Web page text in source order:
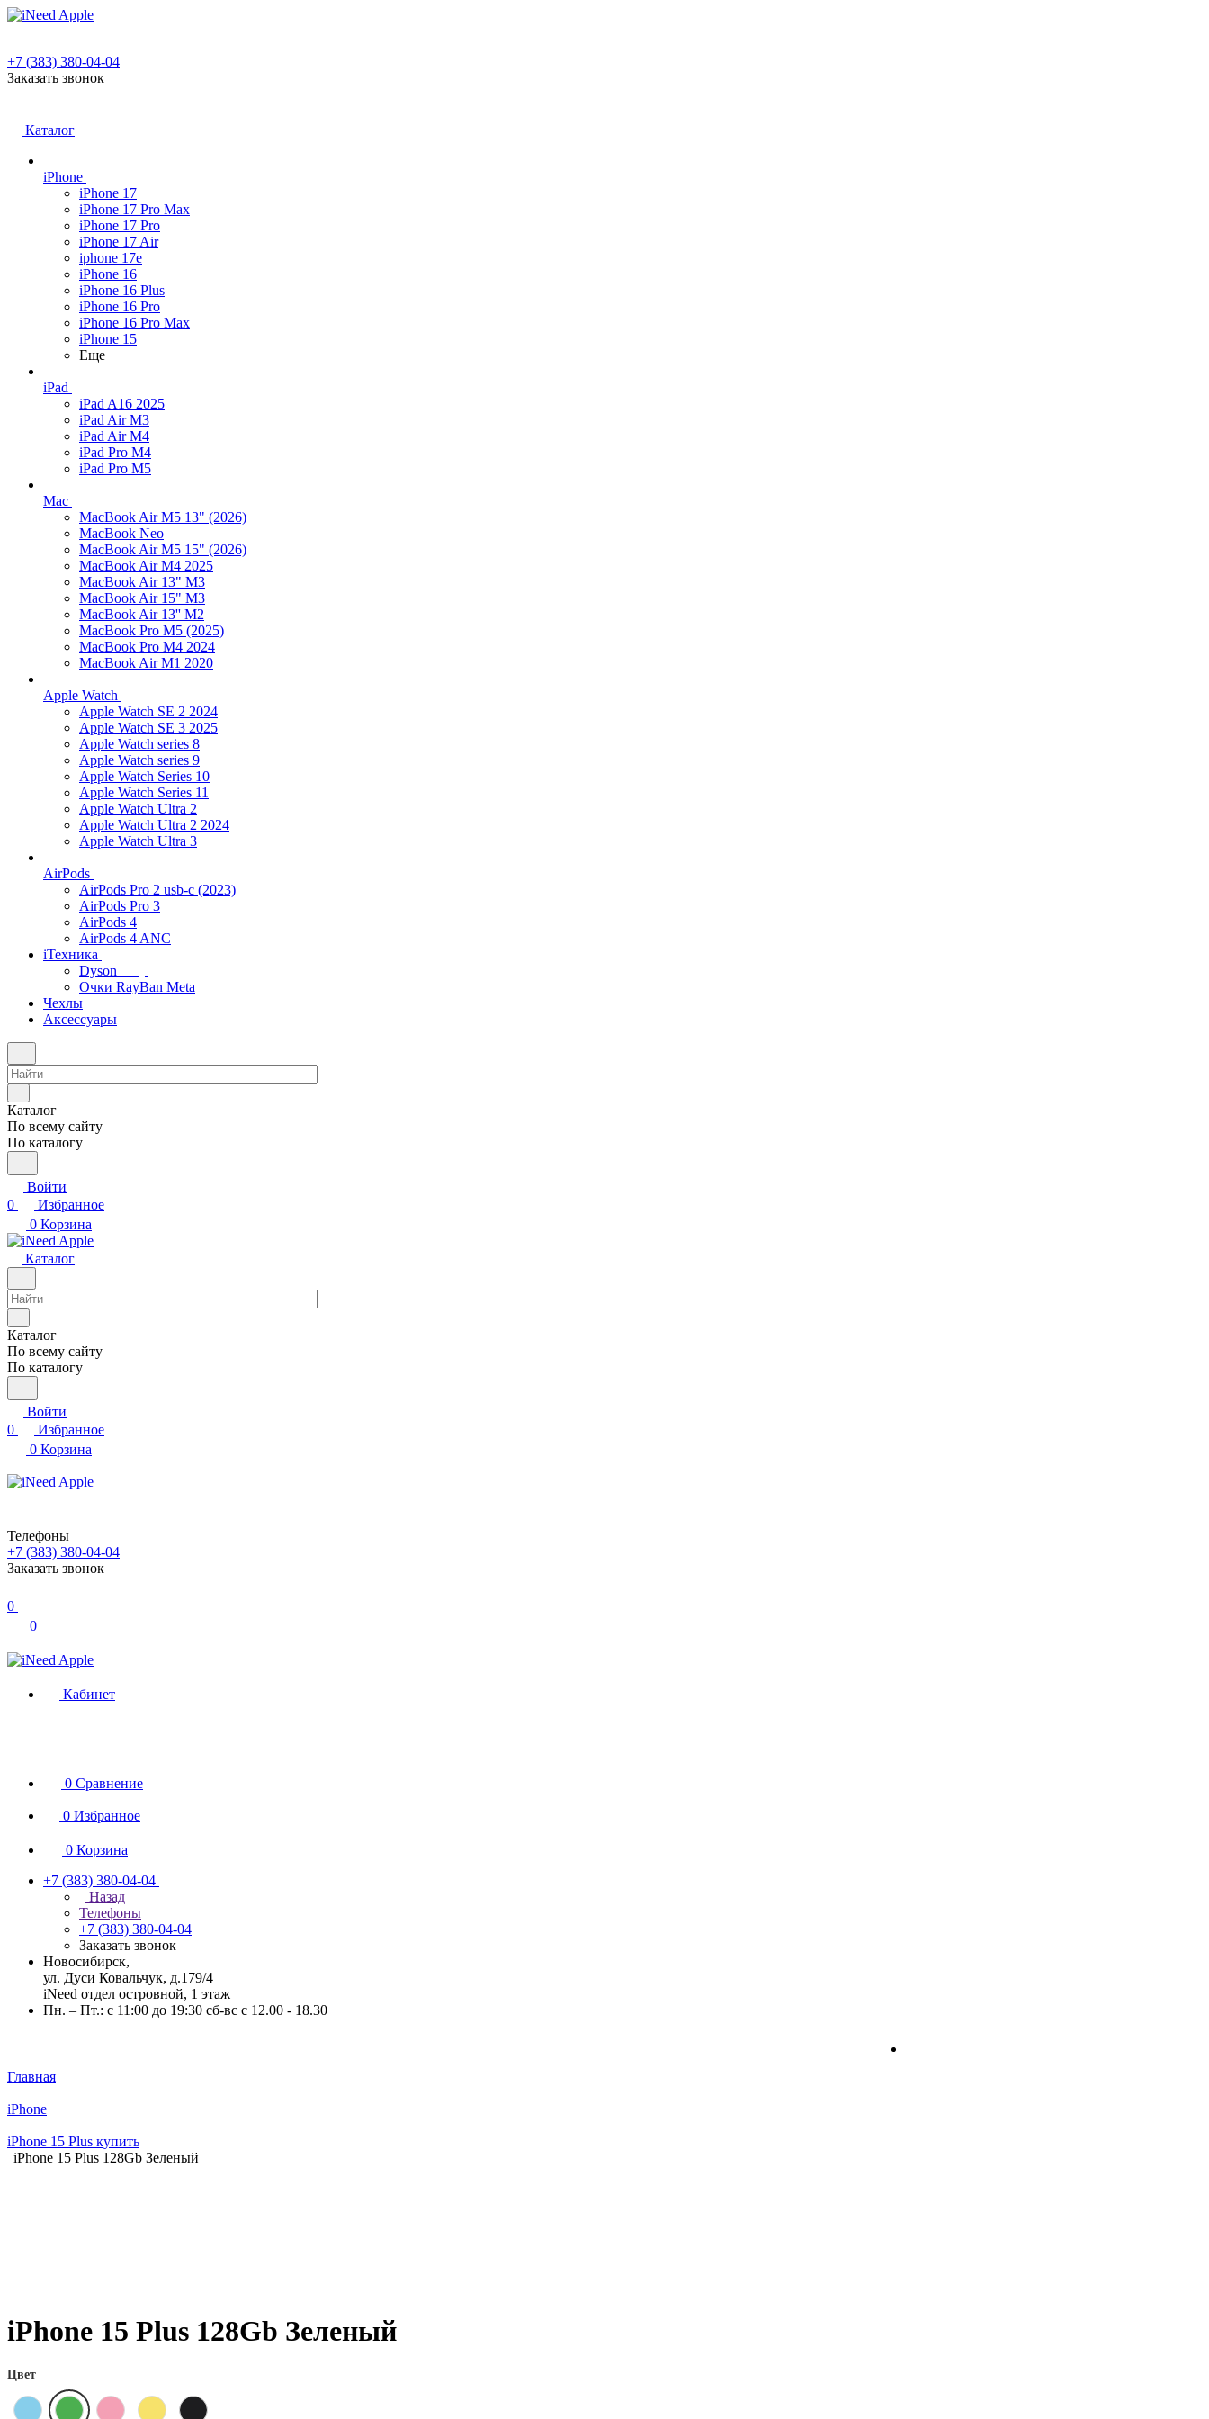
+7 (383) 380-04-04
Заказать звонок
Каталог
iPhone
iPhone 17
iPhone 17 Pro Max
iPhone 17 Pro
iPhone 17 Air
iphone 17e
iPhone 16
iPhone 16 Plus
iPhone 16 Pro
iPhone 16 Pro Max
iPhone 15
Еще
iPad
iPad A16 2025
iPad Air M3
iPad Air M4
iPad Pro M4
iPad Pro M5
Mac
MacBook Air M5 13" (2026)
MacBook Neo
MacBook Air M5 15" (2026)
MacBook Air M4 2025
MacBook Air 13" M3
MacBook Air 15" M3
MacBook Air 13'' M2
MacBook Pro M5 (2025)
MacBook Pro M4 2024
MacBook Air M1 2020
Apple Watch
Apple Watch SE 2 2024
Apple Watch SE 3 2025
Apple Watch series 8
Apple Watch series 9
Apple Watch Series 10
Apple Watch Series 11
Apple Watch Ultra 2
Apple Watch Ultra 2 2024
Apple Watch Ultra 3
AirPods
AirPods Pro 2 usb-c (2023)
AirPods Pro 3
AirPods 4
AirPods 4 ANC
iТехника
Dyson
Очки RayBan Meta
Чехлы
Аксессуары
Каталог
По всему сайту
По каталогу
Войти
0
Избранное
0 Корзина
Каталог
Каталог
По всему сайту
По каталогу
Войти
0
Избранное
0 Корзина
Телефоны
+7 (383) 380-04-04
Заказать звонок
0
0
Кабинет
0 Сравнение
0 Избранное
0 Корзина
+7 (383) 380-04-04
Назад
Телефоны
+7 (383) 380-04-04
Заказать звонок
Новосибирск,
ул. Дуси Ковальчук, д.179/4
iNeed отдел островной, 1 этаж
Пн. – Пт.: с 11:00 до 19:30 сб-вс с 12.00 - 18.30
Главная
iPhone
iPhone 15 Plus купить
iPhone 15 Plus 128Gb Зеленый
iPhone 15 Plus 128Gb Зеленый
Цвет